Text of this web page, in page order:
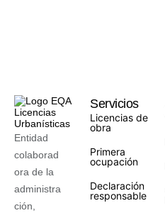
Entidad
colaborad
ora de la
administra
ción,
Servicios
Licencias de
obra
Primera
ocupación
Declaración
responsable